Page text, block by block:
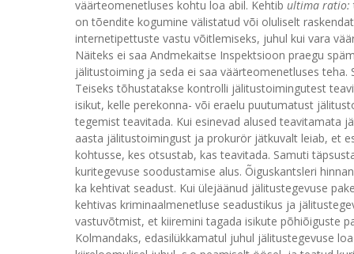
väärteomenetluses kohtu loa abil. Kehtib ultima ratio:
on tõendite kogumine välistatud või oluliselt
internetipettuste vastu võitlemiseks, juhul kui vara
Näiteks ei saa Andmekaitse Inspektsioon praegu
jälitustoiming ja seda ei saa väärteomenetluses teha.
Teiseks tõhustatakse kontrolli jälitustoimingutest
isikut, kelle perekonna- või eraelu puutumatust
tegemist teavitada. Kui esinevad alused teavitamata
aasta jälitustoimingust ja prokurör jätkuvalt leiab, et
kohtusse, kes otsustab, kas teavitada. Samuti
kuritegevuse soodustamise alus. Õiguskantsleri
ka kehtivat seadust. Kui ülejäänud jälitustegevuse
kehtivas kriminaalmenetluse seadustikus ja
vastuvõtmist, et kiiremini tagada isikute põhiõiguste
Kolmandaks, edasilükkamatul juhul jälitustegevuse